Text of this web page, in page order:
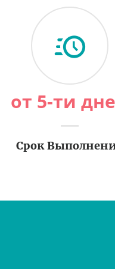
от 5-ти
Срок